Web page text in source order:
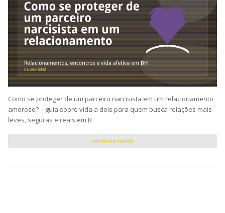
Como se proteger de um parceiro narcisista em um relacionamento
amoroso? – guia sobre vida a dois para quem busca relações mais
leves, seguras e reais em B
continue lendo